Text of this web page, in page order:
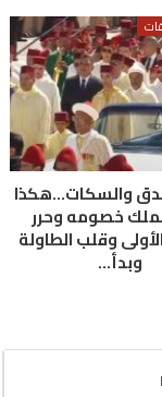
والسكات…هكذا
خصومه وحرر
وقلب الطاولة
وبدأ…